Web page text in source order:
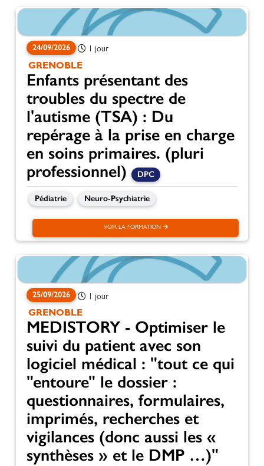
24/09/2026 1 jour
GRENOBLE
Enfants présentant des
troubles du spectre de
l'autisme (TSA) : Du
repérage à la prise en charge
en soins primaires. (pluri
professionnel)
DPC
Pédiatrie Neuro-Psychiatrie
VOIR LA FORMATION
25/09/2026 1 jour
GRENOBLE
MEDISTORY - Optimiser le
suivi du patient avec son
logiciel médical : "tout ce qui
"entoure" le dossier :
questionnaires, formulaires,
imprimés, recherches et
vigilances (donc aussi les «
synthèses » et le DMP …)"